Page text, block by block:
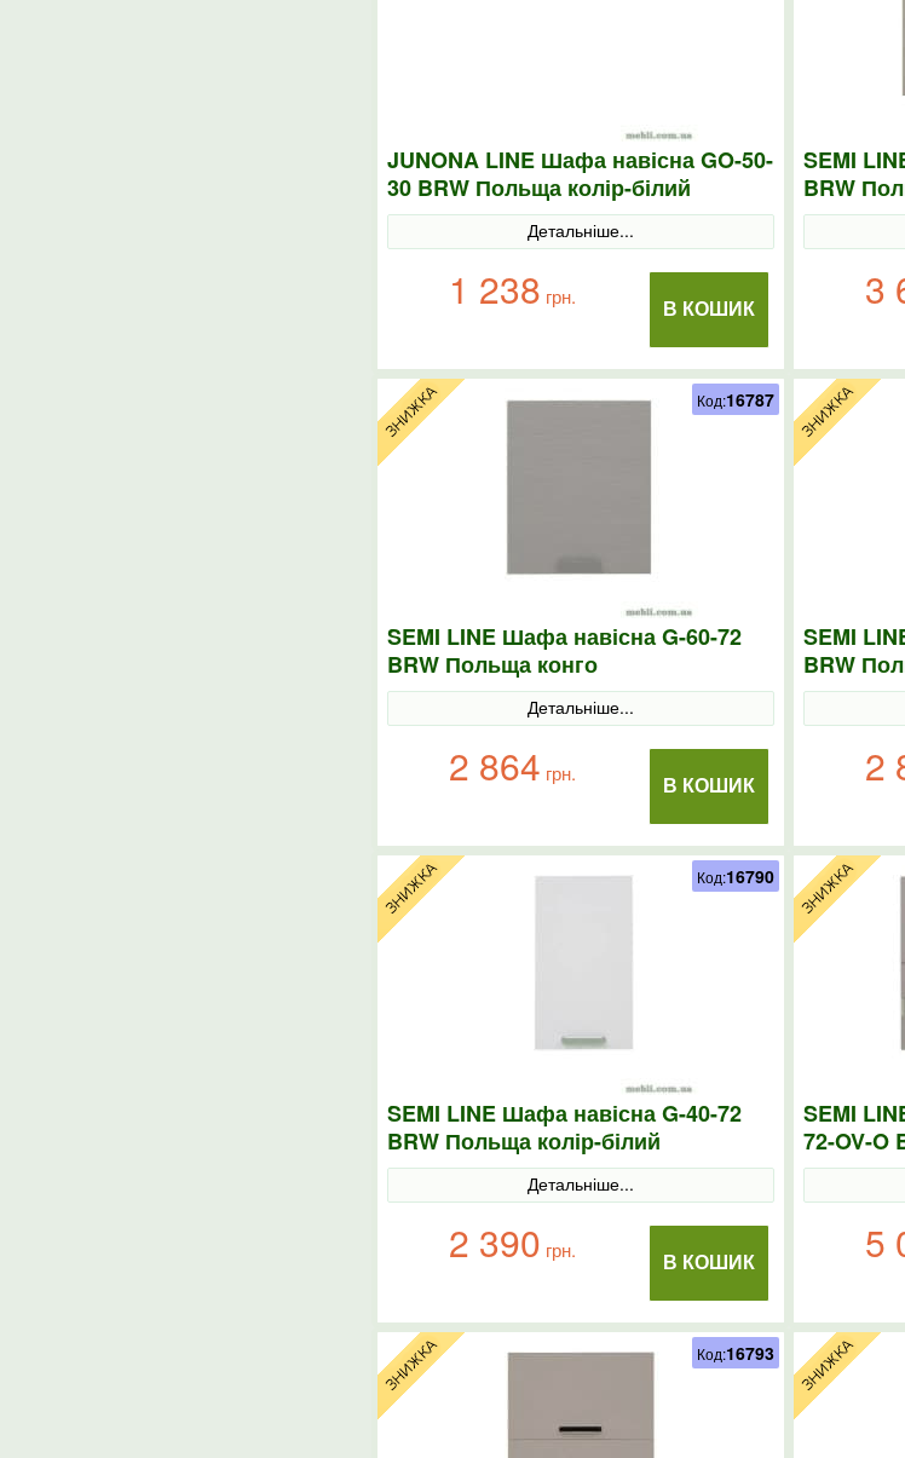
JUNONA LINE Шафа навісна GO-50-
30 BRW Польща колір-білий
Детальніше...
В КОШИК
1 238 грн.
SEMI
BRW
3
SEMI LINE Шафа навісна G-60-72
BRW Польща конго
Детальніше...
В КОШИК
2 864 грн.
Код:16787
SEMI
BRW
2
SEMI LINE Шафа навісна G-40-72
BRW Польща колір-білий
Детальніше...
В КОШИК
2 390 грн.
Код:16790
SEMI
72-OV-O
5
Код:16793